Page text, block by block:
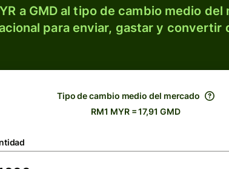
a GMD al tipo de cambio medio del
para enviar, gastar y convertir
Tipo de cambio medio del mercado
RM1 MYR = 17,91 GMD